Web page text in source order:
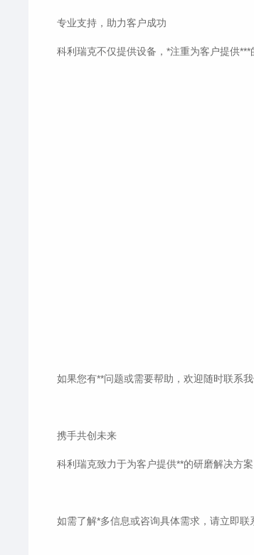
专业支持，助力客户成功
科利瑞克不仅提供设备，*注重为客户提供
如果您有**问题或需要帮助，欢迎随时联系
携手共创未来
科利瑞克致力于为客户提供**的研磨解决方
如需了解*多信息或咨询具体需求，请立即